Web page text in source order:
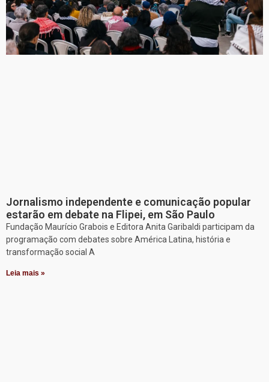
Jornalismo independente e comunicação popular
estarão em debate na Flipei, em São Paulo
Fundação Maurício Grabois e Editora Anita Garibaldi participam da
programação com debates sobre América Latina, história e
transformação social A
Leia mais »